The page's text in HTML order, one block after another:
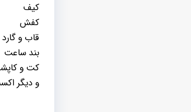
کیف
کفش
قاب و گارد
بند ساعت
کت و
و دیگر